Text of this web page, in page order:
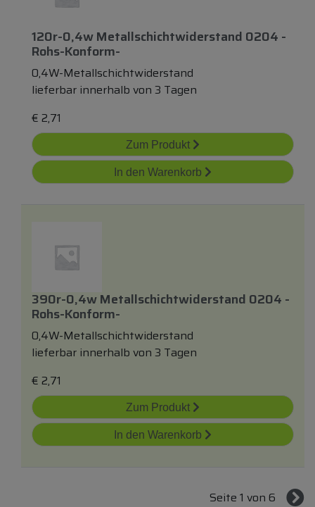
120r-0,4w Metallschichtwiderstand 0204 -
Rohs-Konform-
0,4W-Metallschichtwiderstand
lieferbar innerhalb von 3 Tagen
€ 2,71
Zum Produkt
In den Warenkorb
390r-0,4w Metallschichtwiderstand 0204 -
Rohs-Konform-
0,4W-Metallschichtwiderstand
lieferbar innerhalb von 3 Tagen
€ 2,71
Zum Produkt
In den Warenkorb
Seite 1 von 6